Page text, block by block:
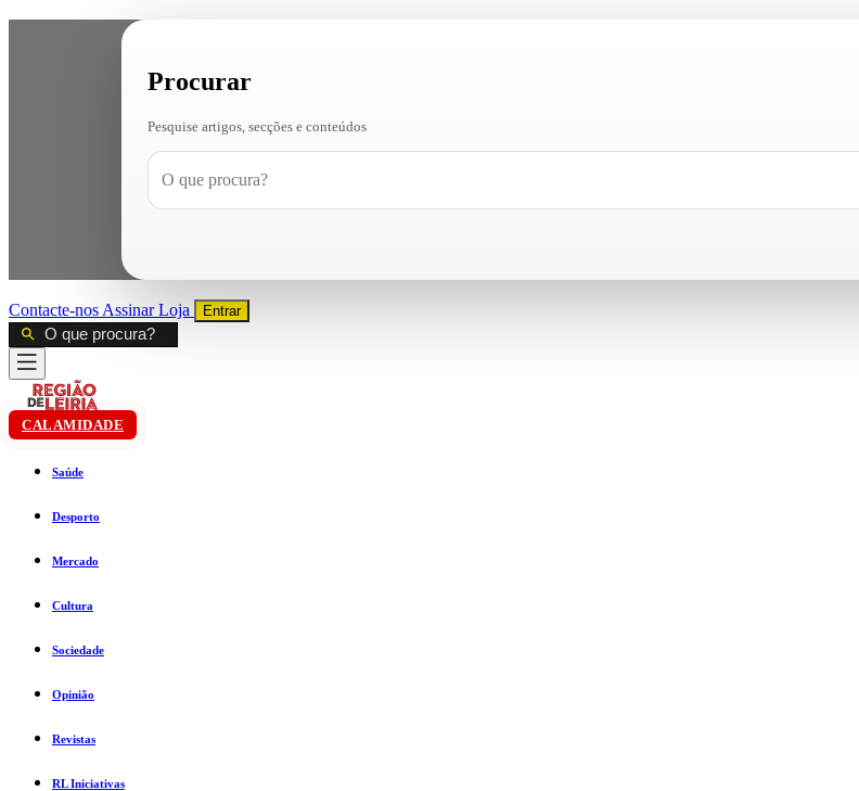
Procurar
Pesquise artigos, secções e conteúdos
Contacte-nos AssinarLoja Entrar
CALAMIDADE
Saúde
Desporto
Mercado
Cultura
Sociedade
Opinião
Revistas
RL Iniciativas